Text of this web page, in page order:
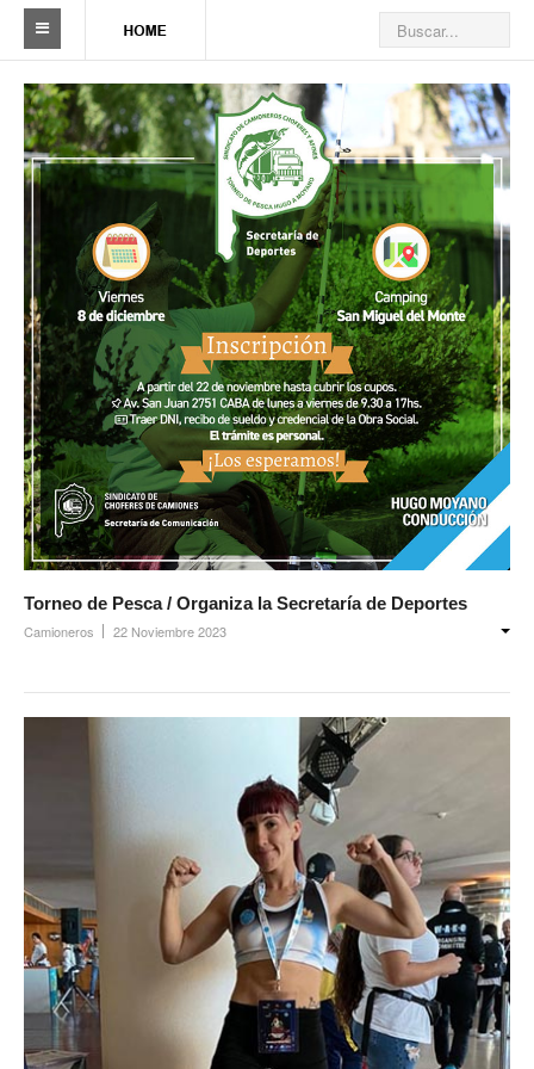
Sindicato
Reseña histórica
Autoridades
Delegaciones
Seccionales
Ramas por actividad
Camioneros solidarios
Galería de Delegaciones y Seccionales
Galería de videos
Videos de prevención
Noticias de Delegaciones y Seccionales
Memoria histórica
Novedades
Secretarías
Secretaría general
Secretaría general adjunta
Secretaría de actas
Secretaría administrativa
Torneo de Pesca / Organiza la Secretaría de Deportes
Camioneros 22 Noviembre 2023